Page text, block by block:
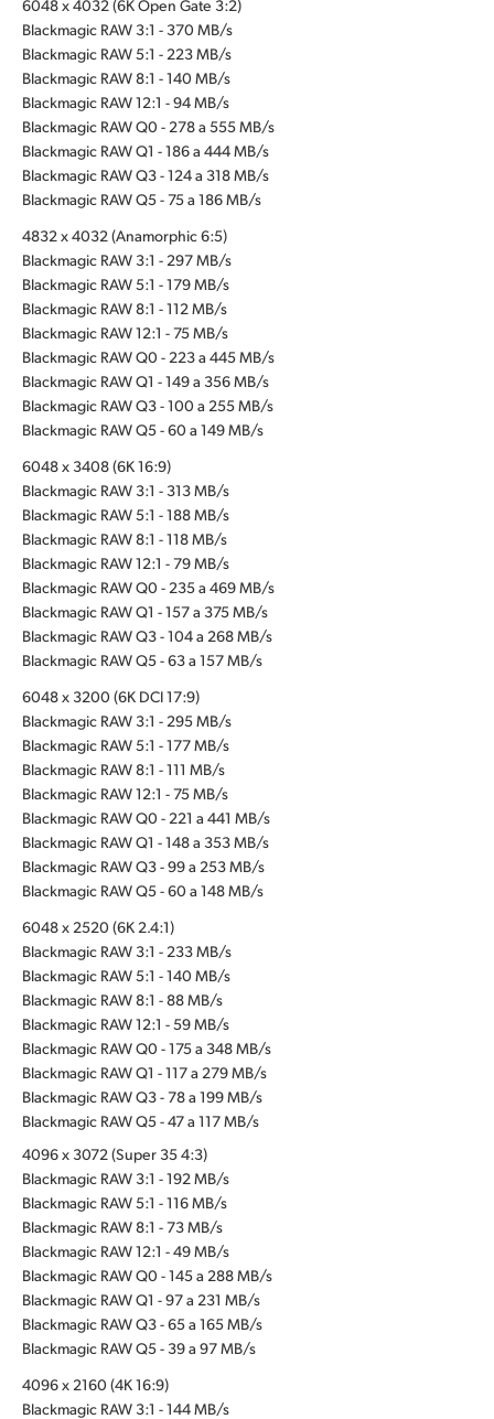
6048 x 4032 (6K Open Gate 3:2)
Blackmagic RAW 3:1 - 370 MB/s
Blackmagic RAW 5:1 - 223 MB/s
Blackmagic RAW 8:1 - 140 MB/s
Blackmagic RAW 12:1 - 94 MB/s
Blackmagic RAW Q0 - 278 a 555 MB/s
Blackmagic RAW Q1 - 186 a 444 MB/s
Blackmagic RAW Q3 - 124 a 318 MB/s
Blackmagic RAW Q5 - 75 a 186 MB/s
4832 x 4032 (Anamorphic 6:5)
Blackmagic RAW 3:1 - 297 MB/s
Blackmagic RAW 5:1 - 179 MB/s
Blackmagic RAW 8:1 - 112 MB/s
Blackmagic RAW 12:1 - 75 MB/s
Blackmagic RAW Q0 - 223 a 445 MB/s
Blackmagic RAW Q1 - 149 a 356 MB/s
Blackmagic RAW Q3 - 100 a 255 MB/s
Blackmagic RAW Q5 - 60 a 149 MB/s
6048 x 3408 (6K 16:9)
Blackmagic RAW 3:1 - 313 MB/s
Blackmagic RAW 5:1 - 188 MB/s
Blackmagic RAW 8:1 - 118 MB/s
Blackmagic RAW 12:1 - 79 MB/s
Blackmagic RAW Q0 - 235 a 469 MB/s
Blackmagic RAW Q1 - 157 a 375 MB/s
Blackmagic RAW Q3 - 104 a 268 MB/s
Blackmagic RAW Q5 - 63 a 157 MB/s
6048 x 3200 (6K DCI 17:9)
Blackmagic RAW 3:1 - 295 MB/s
Blackmagic RAW 5:1 - 177 MB/s
Blackmagic RAW 8:1 - 111 MB/s
Blackmagic RAW 12:1 - 75 MB/s
Blackmagic RAW Q0 - 221 a 441 MB/s
Blackmagic RAW Q1 - 148 a 353 MB/s
Blackmagic RAW Q3 - 99 a 253 MB/s
Blackmagic RAW Q5 - 60 a 148 MB/s
6048 x 2520 (6K 2.4:1)
Blackmagic RAW 3:1 - 233 MB/s
Blackmagic RAW 5:1 - 140 MB/s
Blackmagic RAW 8:1 - 88 MB/s
Blackmagic RAW 12:1 - 59 MB/s
Blackmagic RAW Q0 - 175 a 348 MB/s
Blackmagic RAW Q1 - 117 a 279 MB/s
Blackmagic RAW Q3 - 78 a 199 MB/s
Blackmagic RAW Q5 - 47 a 117 MB/s
4096 x 3072 (Super 35 4:3)
Blackmagic RAW 3:1 - 192 MB/s
Blackmagic RAW 5:1 - 116 MB/s
Blackmagic RAW 8:1 - 73 MB/s
Blackmagic RAW 12:1 - 49 MB/s
Blackmagic RAW Q0 - 145 a 288 MB/s
Blackmagic RAW Q1 - 97 a 231 MB/s
Blackmagic RAW Q3 - 65 a 165 MB/s
Blackmagic RAW Q5 - 39 a 97 MB/s
4096 x 2160 (4K 16:9)
Blackmagic RAW 3:1 - 144 MB/s